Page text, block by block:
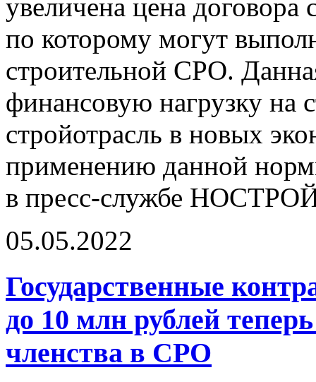
увеличена цена договора
по которому могут
строительной СРО.
финансовую нагрузку на
стройотрасль в новых
применению данной
в пресс-службе
05.05.2022
Государственные
до 10 млн рублей
членства в СРО